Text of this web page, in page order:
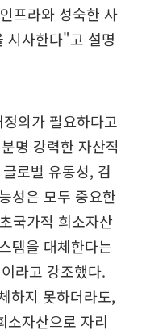
프라와 성숙한 사
시사한다"고 설명
의가 필요하다고
명 강력한 자산적
로벌 유동성, 검
성은 모두 중요한
국가적 희소자산
템을 대체한다는
라고 강조했다.
하지 못하더라도,
소자산으로 자리